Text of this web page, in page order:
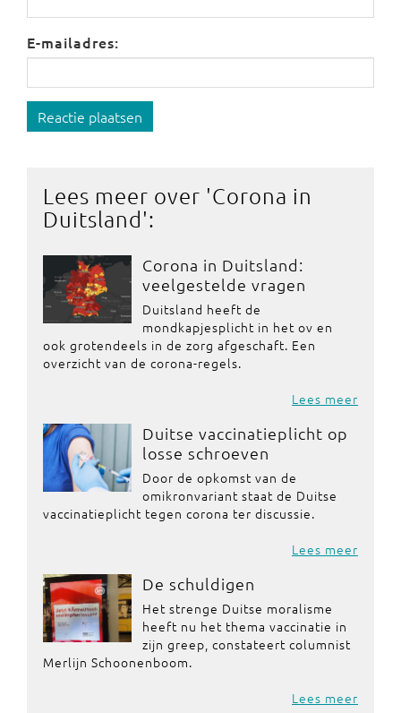
E-mailadres:
Reactie plaatsen
Lees meer over 'Corona in
Duitsland':
Corona in Duitsland:
veelgestelde vragen
Duitsland heeft de
mondkapjesplicht in het ov en
ook grotendeels in de zorg afgeschaft. Een
overzicht van de corona-regels.
Lees meer
Duitse vaccinatieplicht op
losse schroeven
Door de opkomst van de
omikronvariant staat de Duitse
vaccinatieplicht tegen corona ter discussie.
Lees meer
De schuldigen
Het strenge Duitse moralisme
heeft nu het thema vaccinatie in
zijn greep, constateert columnist
Merlijn Schoonenboom.
Lees meer